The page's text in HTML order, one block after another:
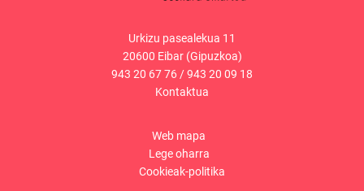
Urkizu pasealekua 11
20600 Eibar (Gipuzkoa)
943 20 67 76/943 20 09 18
Kontaktua
Web mapa
Lege oharra
Cookieak-politika